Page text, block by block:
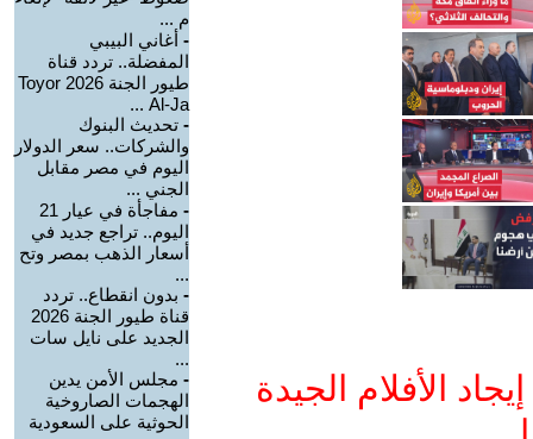
الأفلام الجيدة
م ...
- أغاني البيبي
المفضلة.. تردد قناة
طيور الجنة 2026 Toyor
Al-Ja ...
- تحديث البنوك
والشركات.. سعر الدولار
اليوم في مصر مقابل
الجني ...
-
مفاجأة في عيار 21
اليوم.. تراجع جديد في
أسعار الذهب بمصر وتح
...
- بدون انقطاع.. تردد
قناة طيور الجنة 2026
الجديد على نايل سات
...
- مجلس الأمن يدين
الهجمات الصاروخية
الحوثية على السعودية